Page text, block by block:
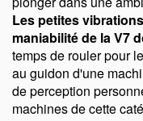
Les petites
maniabilité de la V7
temps de rouler pour
au guidon d'une
de perception
machines de cette